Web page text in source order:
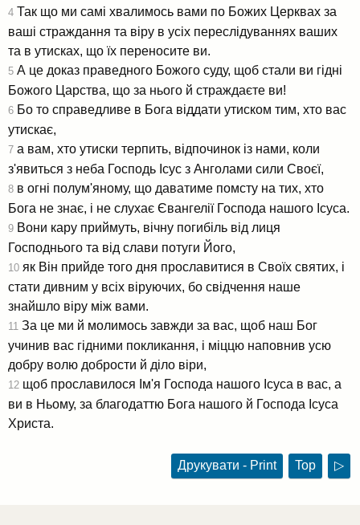
4 Так що ми самі хвалимось вами по Божих Церквах за
ваші страждання та віру в усіх переслідуваннях ваших
та в утисках, що їх переносите ви.
5 А це доказ праведного Божого суду, щоб стали ви гідні
Божого Царства, що за нього й страждаєте ви!
6 Бо то справедливе в Бога віддати утиском тим, хто вас
утискає,
7 а вам, хто утиски терпить, відпочинок із нами, коли
з'явиться з неба Господь Ісус з Анголами сили Своєї,
8 в огні полум'яному, що даватиме помсту на тих, хто
Бога не знає, і не слухає Євангелії Господа нашого Ісуса.
9 Вони кару приймуть, вічну погибіль від лиця
Господнього та від слави потуги Його,
10 як Він прийде того дня прославитися в Своїх святих, і
стати дивним у всіх віруючих, бо свідчення наше
знайшло віру між вами.
11 За це ми й молимось завжди за вас, щоб наш Бог
учинив вас гідними покликання, і міццю наповнив усю
добру волю добрости й діло віри,
12 щоб прославилося Ім'я Господа нашого Ісуса в вас, а
ви в Ньому, за благодаттю Бога нашого й Господа Ісуса
Христа.
Друкувати - Print Top ▷